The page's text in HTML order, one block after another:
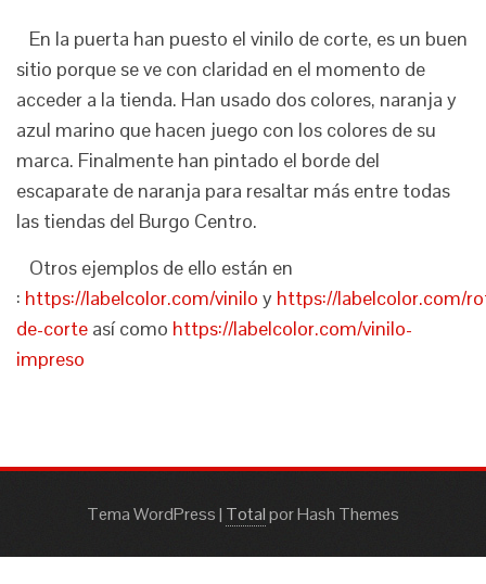
En la puerta han puesto el vinilo de corte, es un buen
sitio porque se ve con claridad en el momento de
acceder a la tienda. Han usado dos colores, naranja y
azul marino que hacen juego con los colores de su
marca. Finalmente han pintado el borde del
escaparate de naranja para resaltar más entre todas
las tiendas del Burgo Centro.
Otros ejemplos de ello están en
: https://labelcolor.com/vinilo y https://labelcolor.com/
de-corte así como https://labelcolor.com/vinilo-
impreso
Tema WordPress| Totalpor Hash Themes